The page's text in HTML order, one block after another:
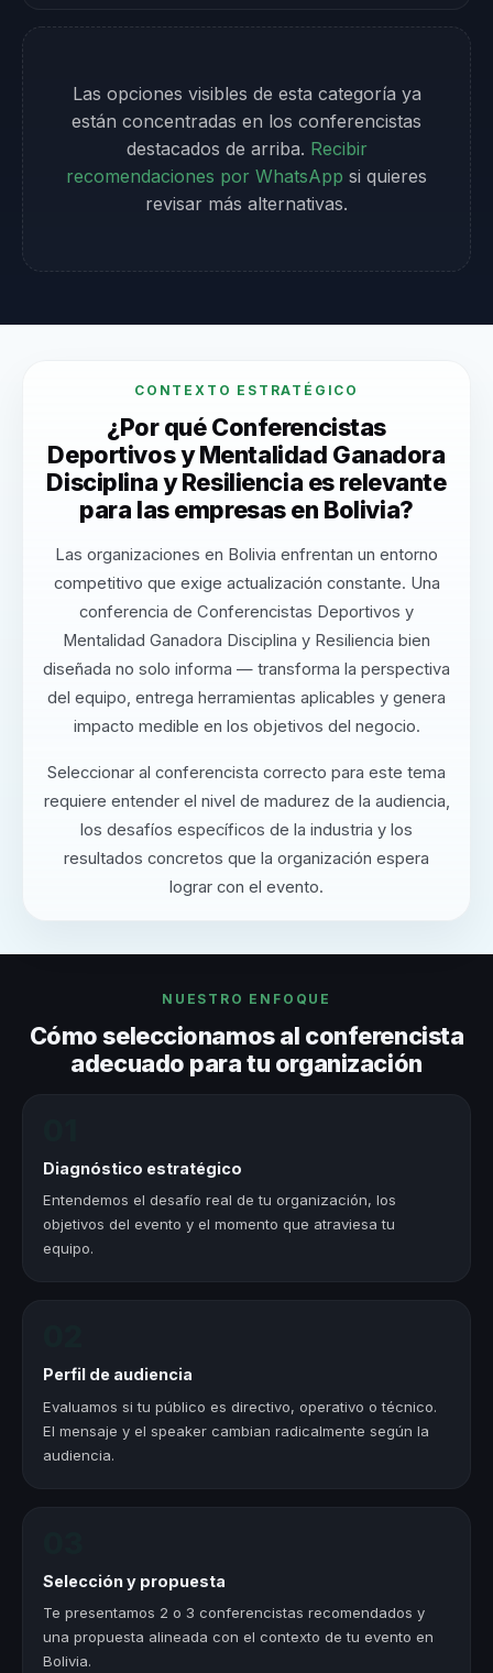
Las opciones visibles de esta categoría ya
están concentradas en los conferencistas
destacados de arriba. Recibir
recomendaciones por WhatsApp si quieres
revisar más alternativas.
CONTEXTO ESTRATÉGICO
¿Por qué Conferencistas
Deportivos y Mentalidad Ganadora
Disciplina y Resiliencia es relevante
para las empresas en Bolivia?
Las organizaciones en Bolivia enfrentan un entorno
competitivo que exige actualización constante. Una
conferencia de Conferencistas Deportivos y
Mentalidad Ganadora Disciplina y Resiliencia bien
diseñada no solo informa — transforma la perspectiva
del equipo, entrega herramientas aplicables y genera
impacto medible en los objetivos del negocio.
Seleccionar al conferencista correcto para este tema
requiere entender el nivel de madurez de la audiencia,
los desafíos específicos de la industria y los
resultados concretos que la organización espera
lograr con el evento.
NUESTRO ENFOQUE
Cómo seleccionamos al conferencista
adecuado para tu organización
Diagnóstico estratégico
Entendemos el desafío real de tu organización, los
objetivos del evento y el momento que atraviesa tu
equipo.
Perfil de audiencia
Evaluamos si tu público es directivo, operativo o técnico.
El mensaje y el speaker cambian radicalmente según la
audiencia.
Selección y propuesta
Te presentamos 2 o 3 conferencistas recomendados y
una propuesta alineada con el contexto de tu evento en
Bolivia.